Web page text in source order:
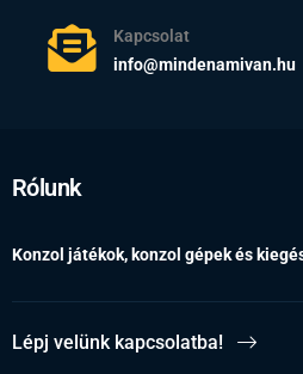
Kapcsolat
info@mindenamivan.hu
Rólunk
Konzol játékok, konzol gépek és
Lépj velünk kapcsolatba!